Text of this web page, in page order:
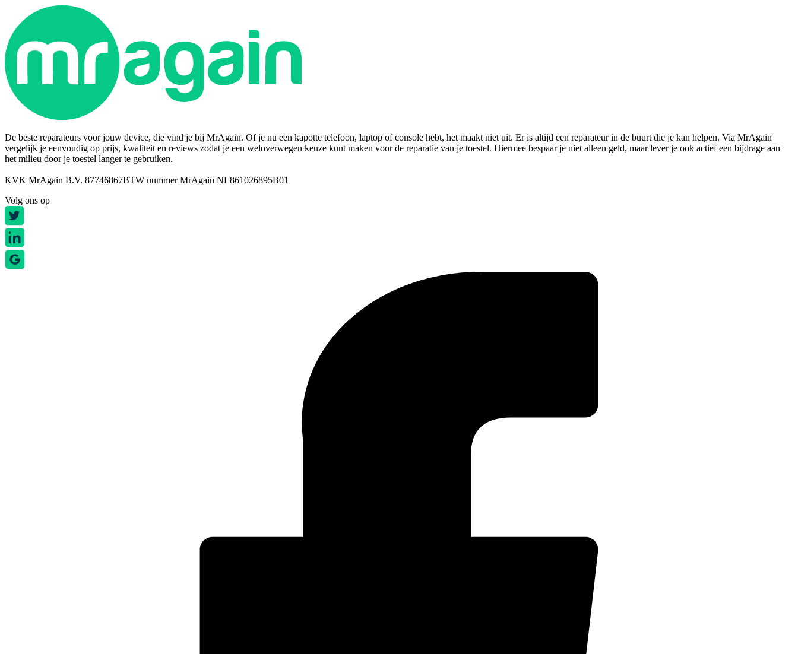
De beste reparateurs voor jouw device, die vind je bij MrAgain. Of je nu een kapotte telefoon, laptop of console hebt, het maakt niet uit. Er is altijd een reparateur in de buurt die je kan helpen. Via MrAgain
vergelijk je eenvoudig op prijs, kwaliteit en reviews zodat je een weloverwegen keuze kunt maken voor de reparatie van je toestel. Hiermee bespaar je niet alleen geld, maar lever je ook actief een bijdrage aan
het milieu door je toestel langer te gebruiken.
KVK MrAgain B.V. 87746867BTW nummer MrAgain NL861026895B01
Volg ons op